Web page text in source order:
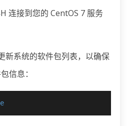
连接到您的 CentOS 7 服务
新系统的软件包列表，以确保
信息：